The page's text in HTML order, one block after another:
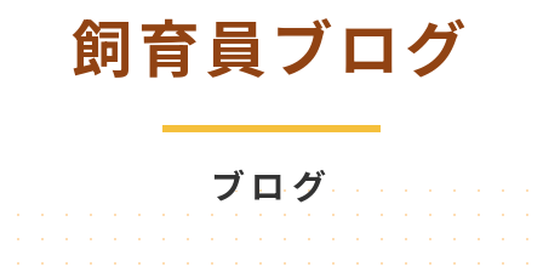
飼育員ブログ
ブログ